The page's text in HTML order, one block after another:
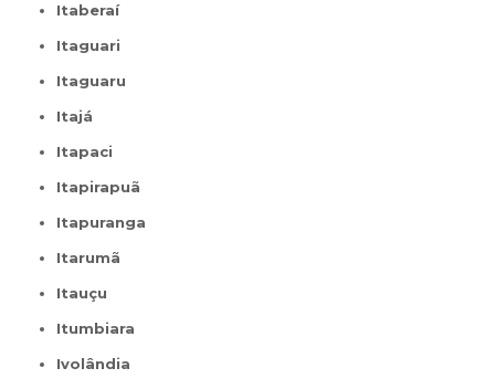
Itaberaí
Itaguari
Itaguaru
Itajá
Itapaci
Itapirapuã
Itapuranga
Itarumã
Itauçu
Itumbiara
Ivolândia